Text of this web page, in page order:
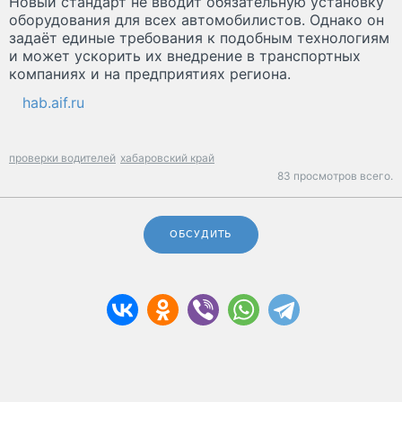
оборудования для всех автомобилистов. Однако он
задаёт единые требования к подобным технологиям
и может ускорить их внедрение в транспортных
компаниях и на предприятиях региона.
hab.aif.ru
проверки водителей хабаровский край
83 просмотров всего.
ОБСУДИТЬ